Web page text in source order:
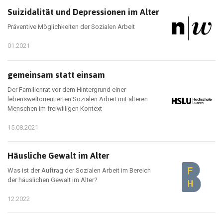
Suizidalität und Depressionen im Alter
Präventive Möglichkeiten der Sozialen Arbeit
01.2021
gemeinsam statt einsam
Der Familienrat vor dem Hintergrund einer
lebensweltorientierten Sozialen Arbeit mit älteren
Menschen im freiwilligen Kontext
15.08.2021
Häusliche Gewalt im Alter
Was ist der Auftrag der Sozialen Arbeit im Bereich
der häuslichen Gewalt im Alter?
12.2022